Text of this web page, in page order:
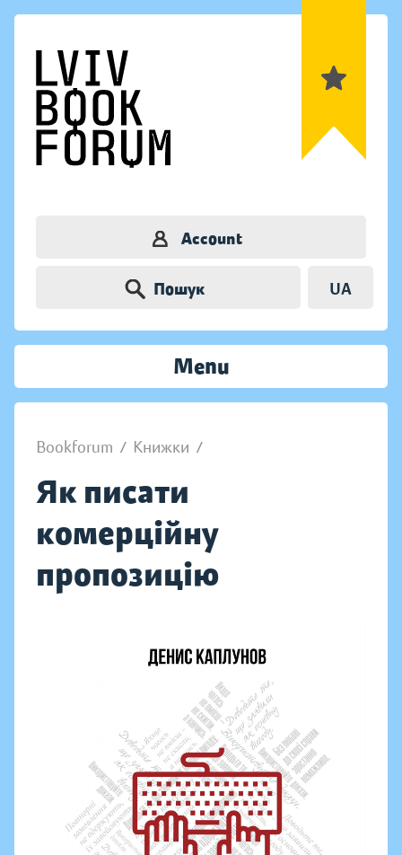
Account
Пошук UA
Menu
Bookforum / Книжки /
Як писати
комерційну
пропозицію